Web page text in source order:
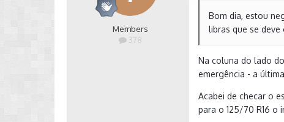
Members
378
Bom dia, estou
libras que se deve
Na coluna do lado
emergência - a
Acabei de checar o
para o 125/70 R16 o